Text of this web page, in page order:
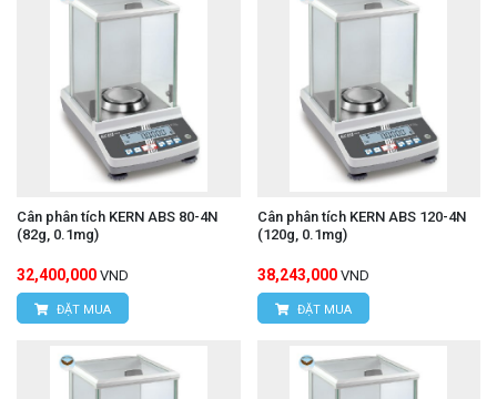
Cân phân tích KERN ABS 80-4N
(82g, 0.1mg)
32,400,000 VND
ĐẶT MUA
Cân phân tích KERN ABS 120-4N
(120g, 0.1mg)
38,243,000 VND
ĐẶT MUA